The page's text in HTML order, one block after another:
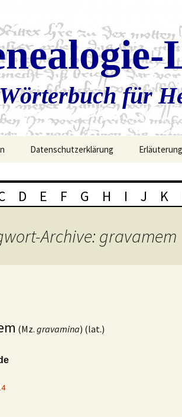
für
Datenschutzerklärung
D E F G H I J K
Archive: gravamem
(Mz. gravamina) (lat.)